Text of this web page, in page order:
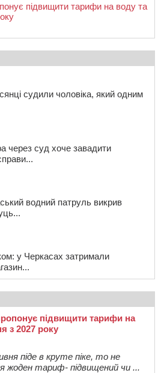
підвищити тарифи на воду та
судили чоловіка, який одним
через суд хоче завадити
водний патруль викрив
у Черкасах затримали
підвищити тарифи на
з 2027 року
піде в круте піке, то не
жоден тариф- підвищений чи ...